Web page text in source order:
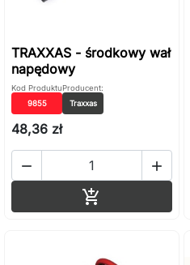
TRAXXAS - środkowy wał
napędowy
Kod Produktu
9855
Producent:
Traxxas
48,36 zł
 
